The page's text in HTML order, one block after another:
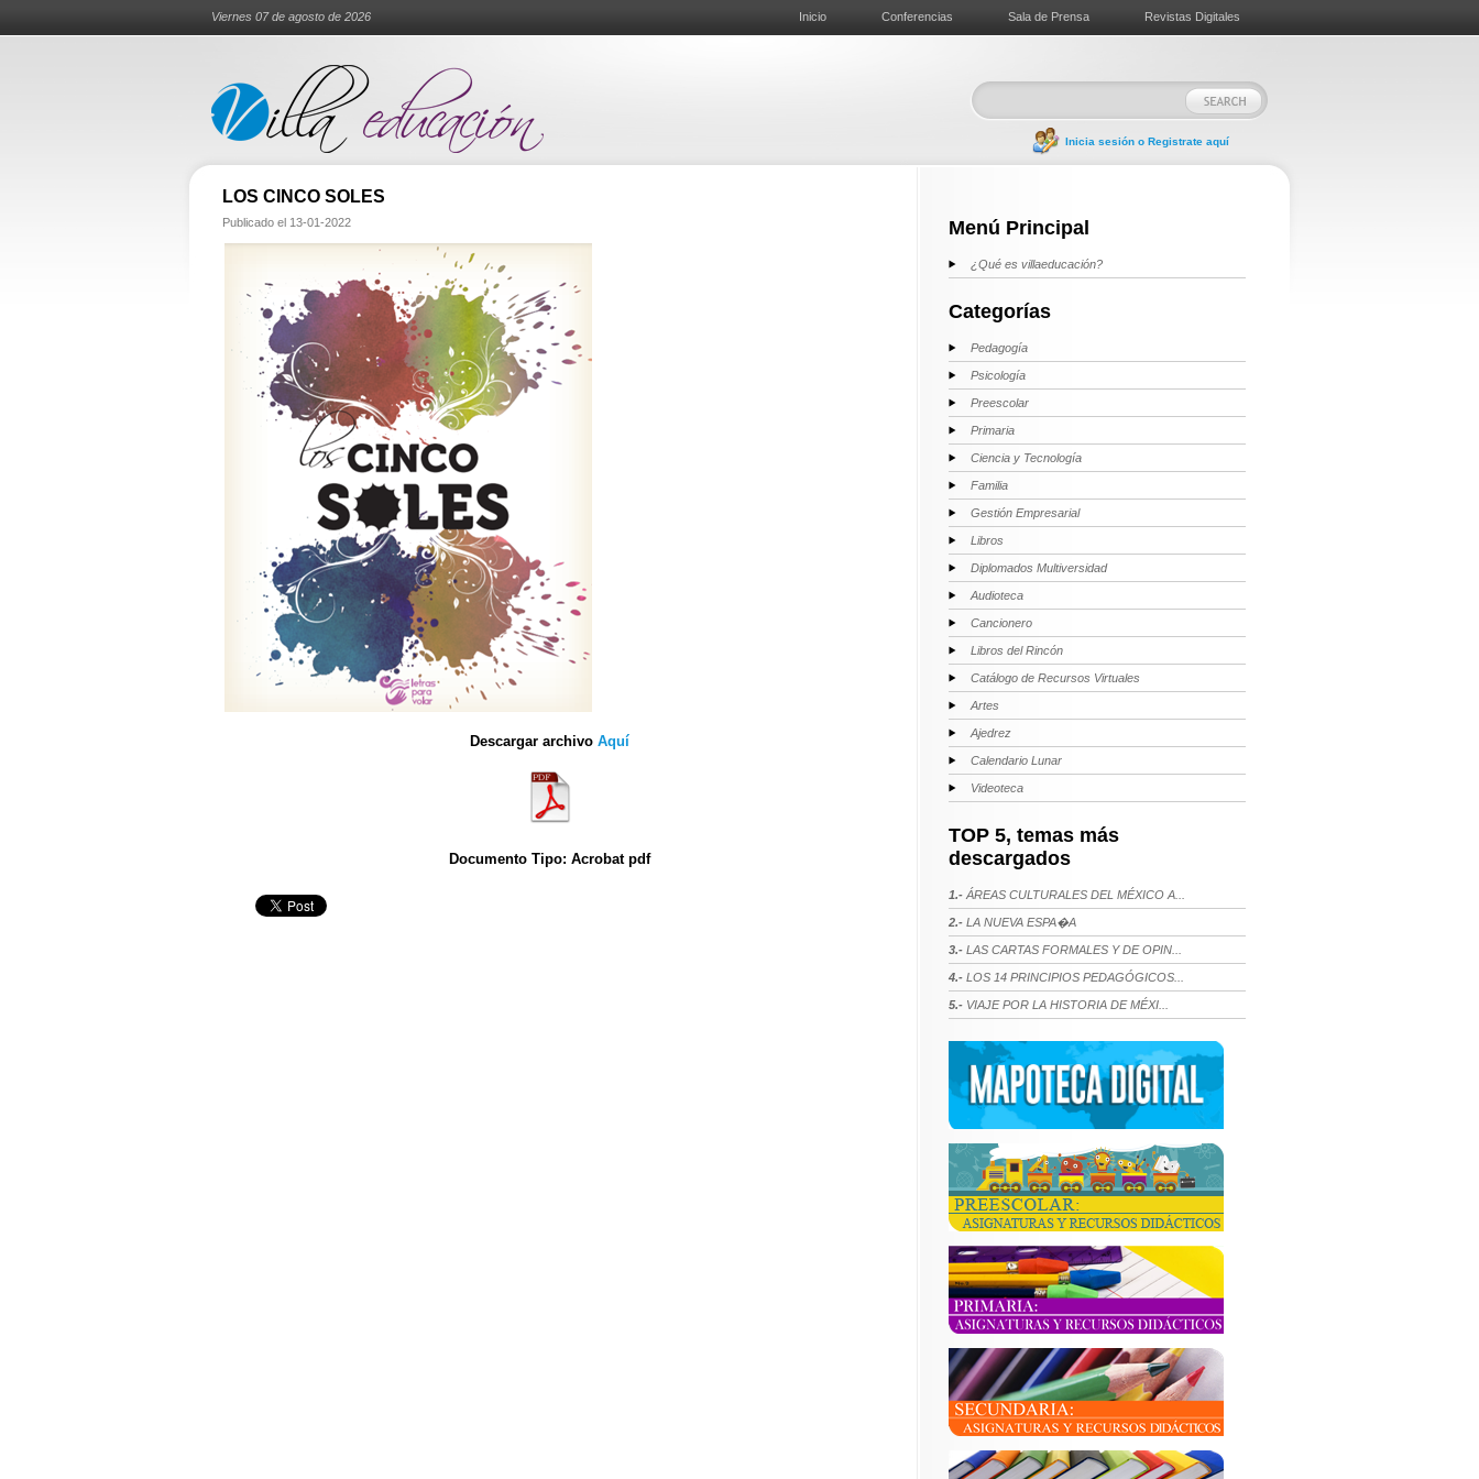
Viernes 07 de agosto de 2026 Inicio Conferencias Sala de Prensa Revistas Digitales
Inicia sesión o Registrate aquí
LOS CINCO SOLES
Publicado el 13-01-2022
Descargar archivo Aquí
Documento Tipo: Acrobat pdf
Menú Principal
¿Qué es villaeducación?
Categorías
Pedagogía
Psicología
Preescolar
Primaria
Ciencia y Tecnología
Familia
Gestión Empresarial
Libros
Diplomados Multiversidad
Audioteca
Cancionero
Libros del Rincón
Catálogo de Recursos Virtuales
Artes
Ajedrez
Calendario Lunar
Videoteca
TOP 5, temas más
descargados
1.- ÁREAS CULTURALES DEL MÉXICO A...
2.- LA NUEVA ESPA�A
3.- LAS CARTAS FORMALES Y DE OPIN...
4.- LOS 14 PRINCIPIOS PEDAGÓGICOS...
5.- VIAJE POR LA HISTORIA DE MÉXI...